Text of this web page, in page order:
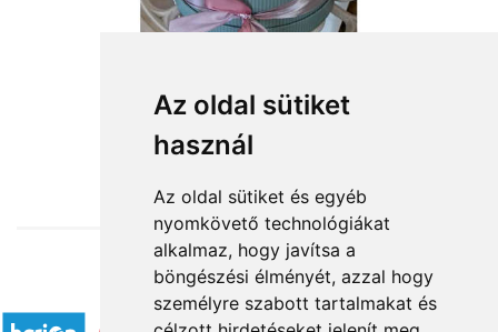
Az oldal sütiket
használ
Az oldal sütiket és egyéb
nyomkövető technológiákat
alkalmaz, hogy javítsa a
böngészési élményét, azzal hogy
személyre szabott tartalmakat és
from HUF22,060
Accepted payment methods